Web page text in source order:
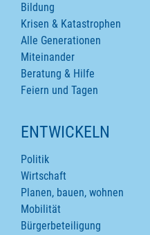
Bildung
Krisen & Katastrophen
Alle Generationen
Miteinander
Beratung & Hilfe
Feiern und Tagen
ENTWICKELN
Politik
Wirtschaft
Planen, bauen, wohnen
Mobilität
Bürgerbeteiligung